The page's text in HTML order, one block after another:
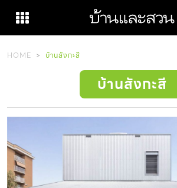
content
HOME บ้านสังกะสี
บ้านสังกะสี